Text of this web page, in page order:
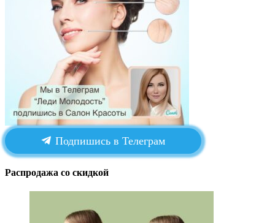
Подпишись в Телеграм
Распродажа со скидкой